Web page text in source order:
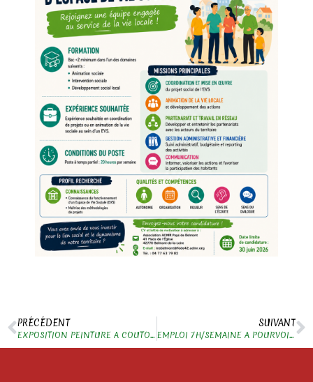
PRÉCÉDENT
EXPOSITION PEINTURE A COUTOUVRE
SUIVANT
EMPLOI 7H/SEMAINE A POURVOIR A ARCINGES